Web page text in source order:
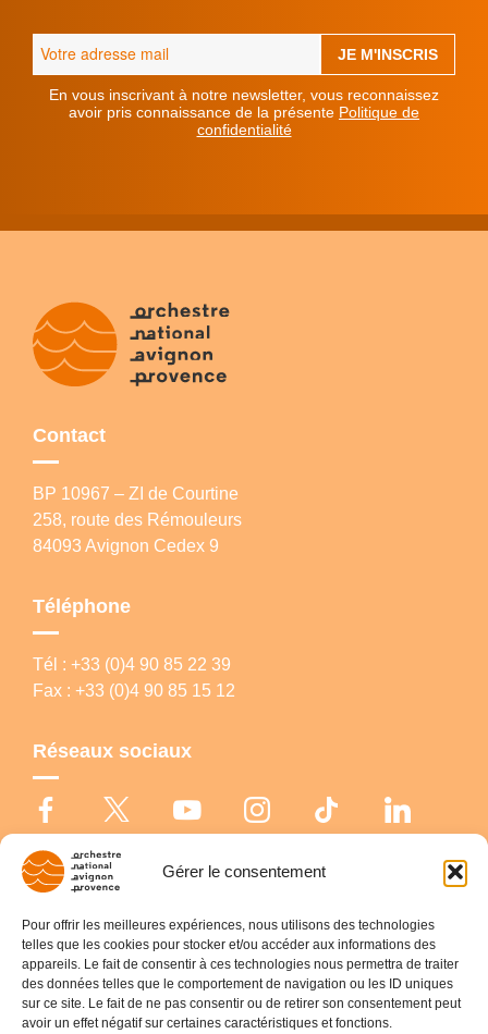
Gérer le consentement
Pour offrir les meilleures expériences, nous utilisons des technologies
telles que les cookies pour stocker et/ou accéder aux informations des
appareils. Le fait de consentir à ces technologies nous permettra de traiter
des données telles que le comportement de navigation ou les ID uniques
sur ce site. Le fait de ne pas consentir ou de retirer son consentement peut
avoir un effet négatif sur certaines caractéristiques et fonctions.
En vous inscrivant à notre newsletter, vous reconnaissez
avoir pris connaissance de la présente Politique de
confidentialité
Contact
BP 10967 – ZI de Courtine
258, route des Rémouleurs
84093 Avignon Cedex 9
Téléphone
Tél : +33 (0)4 90 85 22 39
Fax : +33 (0)4 90 85 15 12
Réseaux sociaux
© Copyright 2026 Orchestre national Avignon-Provence |
Politique de
cookies |Déclaration de confidentialité|Mentions légales